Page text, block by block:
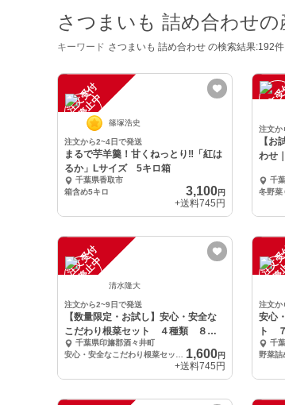
さつまいも 詰め合わせ
キーワード さつまいも 詰め合わせ の検索結果:192件
注
文
受
付
停
止
中
篠塚浩史
注文から2~4日で発送
まるで芋羊羹！甘くねっとり‼︎「紅は
るか」Lサイズ 5キロ箱
千葉県香取市
箱含め5キロ
3,100円
+送料745円
注文か
【お
わせ
千
冬野菜
注
文
受
付
停
止
中
清水隆大
注文から2~9日で発送
【数量限定・お試し】安心・安全な
こだわり根菜セット ４種類 ８０
サイズ
千葉県印旛郡酒々井町
1,600円
+送料745円
注文か
安心
ト
千